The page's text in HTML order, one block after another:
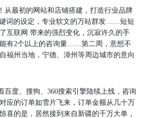
最初的网站和店铺搭建，打造行业品牌
词的设定，专业软文的万站群发……短短
互联网 带来的强烈变化，沉寂许久的手
有2个以上的咨询量……第二周，意想不
福州当地，宁德、漳州等周边城市的意向
度、搜狗、360搜索引擎陆续上线，咨询
应的订单如雪片飞来，订单金额从几十万
喜的是，居然接到来自新疆的千万大单，